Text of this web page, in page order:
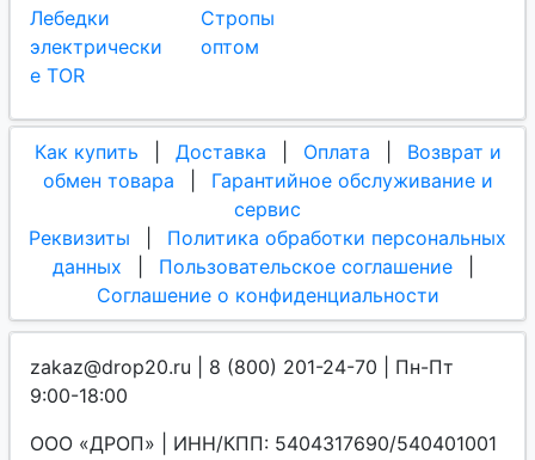
Лебедки
электрически
е TOR
Стропы
оптом
Как купить Доставка Оплата
Возврат и
обмен товара
Гарантийное обслуживание и
сервис
Реквизиты
Политика обработки персональных
данных
Пользовательское соглашение
Соглашение о конфиденциальности
zakaz@drop20.ru | 8 (800) 201-24-70 | Пн-Пт
9:00-18:00
ООО «ДРОП» | ИНН/КПП: 5404317690/540401001